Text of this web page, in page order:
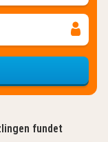
fundet